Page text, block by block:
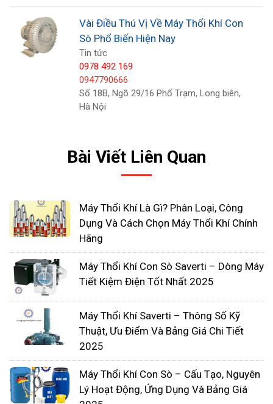
Mục đích sử dụng:Nếu mục đích sử dụng của
bạn là cấp khí cho ao nuôi tôm cá, hút, thổi bụi
công nghiệp hay làm thông thoáng môi trường làm
việc tại các hầm mỏ, cấp khí cho các tòa nhà cao
tầng… thì thật tuyệt vời, sản phẩm mà công ty ĐL
cung cấp đã đáp ứng được tất cả các yêu cầu sử
Cần lưu ý đến tần xuất làm
cần lượng khí sục, thổi nhiều hay ít để lựa chọn
được một loại máy phù hợp nhất với yêu cầu mà
mình cần đến.
Nơi đặt máy: máy được thiết kế trong hệ thống
đặt chìm hay đặt cạn, chúng ta không thể sử dụng
một máy thổi khí đặt cạn cho nơi chìm trong nước
Áp lực khí cần đạt được: nếu cần dòng có áp lực
khí lớn, mạnh phải dùng đến các dòng máy thổi khí
kiểu Root có 2 thùy trở lên và công suất máy cao.
Vài Điều Thú Vị Về Máy Thổi Khí Con
Sò Phổ Biến Hiện Nay
Tin tức
0978 492 169
0947790666
Số 18B, Ngõ 29/16 Phố Trạm, Long biên,
Hà Nội
Bài Viết Liên Quan
Máy Thổi Khí Là Gì? Phân Loại, Công
Dụng Và Cách Chọn Máy Thổi Khí Chính
Hãng
Máy Thổi Khí Con Sò Saverti – Dòng Máy
Tiết Kiệm Điện Tốt Nhất 2025
Máy Thổi Khí Saverti – Thông Số Kỹ
Thuật, Ưu Điểm Và Bảng Giá Chi Tiết
2025
Máy Thổi Khí Con Sò – Cấu Tạo, Nguyên
Lý Hoạt Động, Ứng Dụng Và Bảng Giá